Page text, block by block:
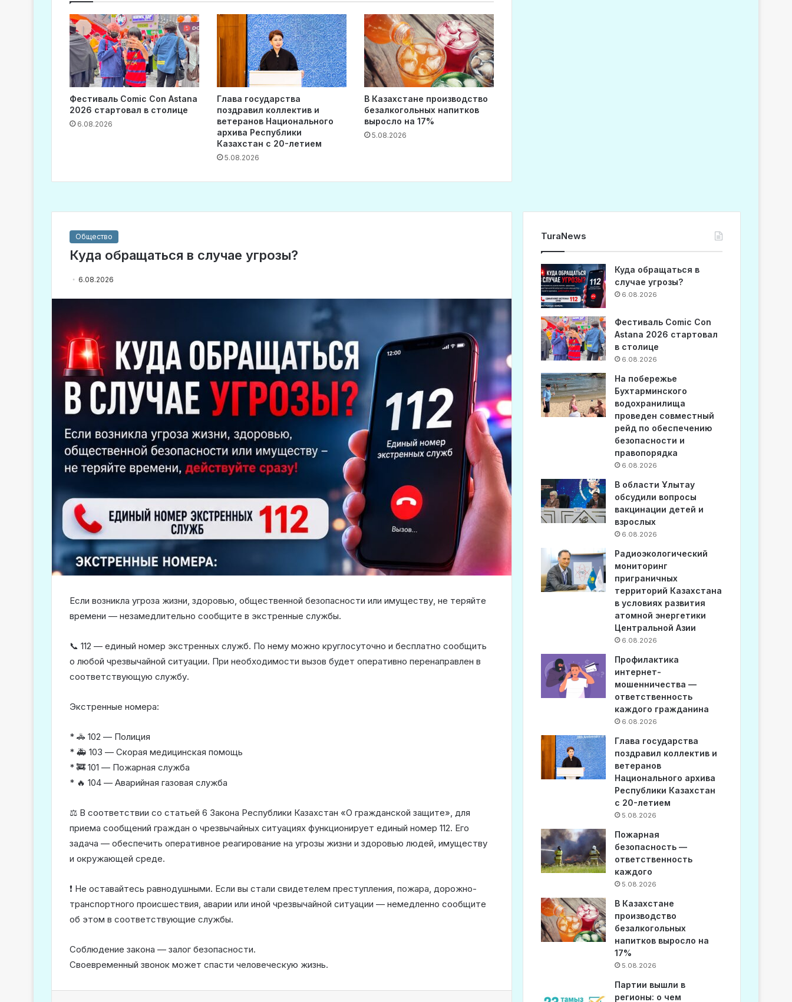
Фестиваль Comic Con Astana
2026 стартовал в столице
6.08.2026
Глава государства
поздравил коллектив и
ветеранов Национального
архива Республики
Казахстан с 20-летием
5.08.2026
В Казахстане производство
безалкогольных напитков
выросло на 17%
5.08.2026